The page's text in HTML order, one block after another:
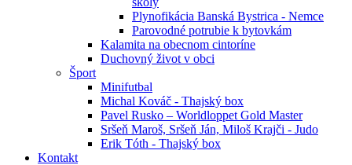
Plynofikácia Banská Bystrica - Nemce
Parovodné potrubie k bytovkám
Kalamita na obecnom cintoríne
Duchovný život v obci
Šport
Minifutbal
Michal Kováč - Thajský box
Pavel Rusko – Worldloppet Gold Master
Sršeň Maroš, Sršeň Ján, Miloš Krajči - Judo
Erik Tóth - Thajský box
Kontakt